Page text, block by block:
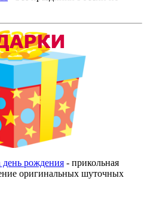
рождения - прикольная
оригинальных шуточных